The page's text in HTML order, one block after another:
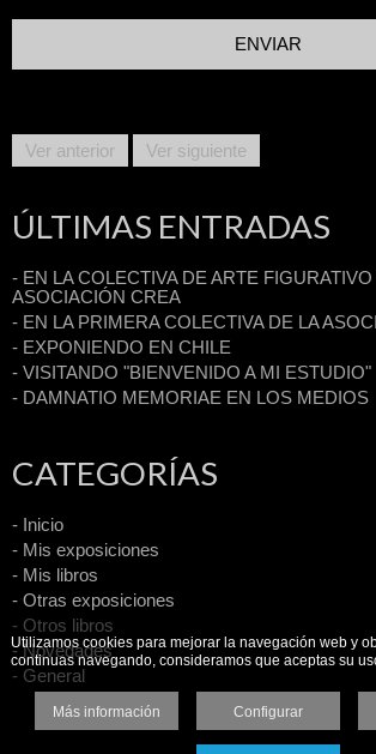
Ver anterior Ver siguiente
ÚLTIMAS ENTRADAS
- EN LA COLECTIVA DE ARTE
ASOCIACIÓN CREA
- EN LA PRIMERA COLECTIVA DE LA
- EXPONIENDO EN CHILE
- VISITANDO "BIENVENIDO A MI ESTUDIO"
- DAMNATIO MEMORIAE EN LOS MEDIOS
CATEGORÍAS
- Inicio
- Mis exposiciones
- Mis libros
- Otras exposiciones
- Otros libros
- Novedades
- General
Utilizamos cookies para mejorar la navegación web y
continuas navegando, consideramos que aceptas su
Más información Configurar